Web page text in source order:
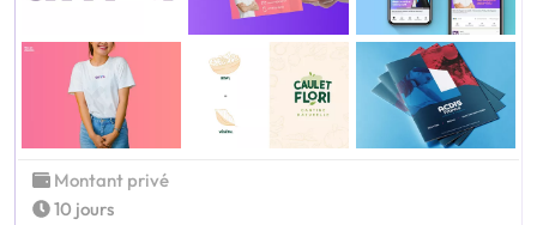
Montant privé
10 jours